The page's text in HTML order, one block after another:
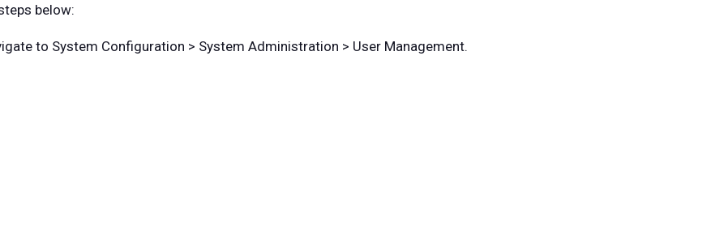
below:
to System Configuration > System Administration > User Management.